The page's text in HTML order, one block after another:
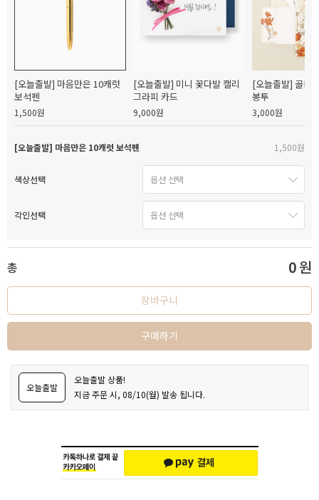
[오늘출발] 마음만은 10캐럿
보석펜
1,500원
[오늘출발] 미니 꽃다발 캘리
그라피 카드
9,000원
[오늘출발] 골든
봉투
3,000원
[오늘출발] 마음만은 10캐럿 보석펜 1,500원
색상선택
각인선택
총 0원
장바구니
구매하기
오늘출발
오늘출발 상품!
지금 주문 시, 08/10(월) 발송 됩니다.